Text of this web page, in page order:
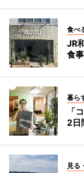
食べ
JR
食
暮ら
「
2日
見る